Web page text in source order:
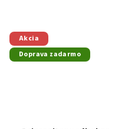
Akcia
Doprava zadarmo